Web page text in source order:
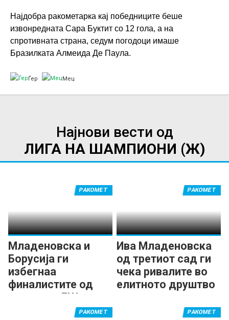
Најдобра ракометарка кај победниците беше
извонредната Сара Буктит со 12 гола, а на
спротивната страна, седум погодоци имаше
Бразилката Алмеида Де Паула.
Ѓер Мец
Најнови вести од
ЛИГА НА ШАМПИОНИ (Ж)
Младеновска и
Борусија ги
избегнаа
финалистите од
ланската ЛШ
РАКОМЕТ
Ива Младеновска
од третиот сад ги
чека ривалите во
елитното друштво
РАКОМЕТ
РАКОМЕТ РАКОМЕТ